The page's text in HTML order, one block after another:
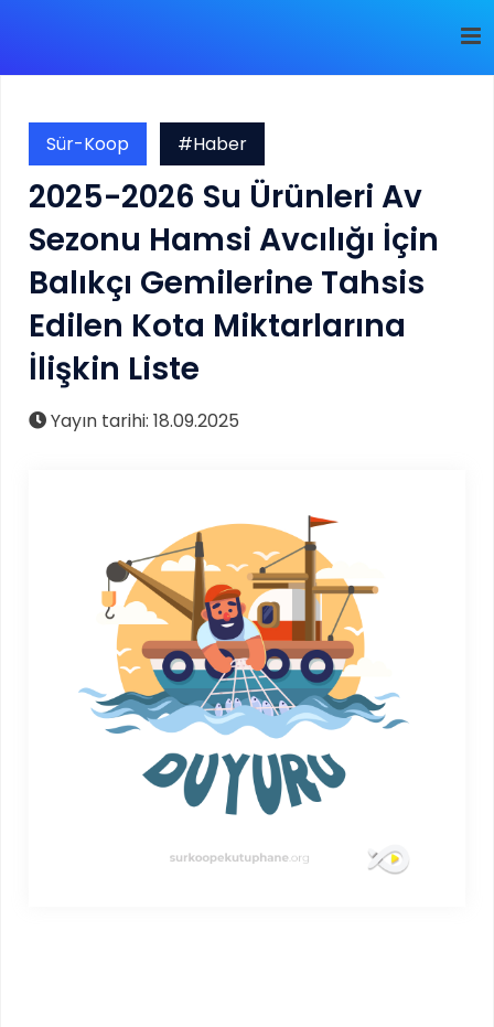
Sür-Koop #Haber
​2025-2026 Su Ürünleri Av
Sezonu Hamsi Avcılığı İçin
Balıkçı Gemilerine Tahsis
Edilen Kota Miktarlarına
İlişkin Liste
Yayın tarihi: 18.09.2025